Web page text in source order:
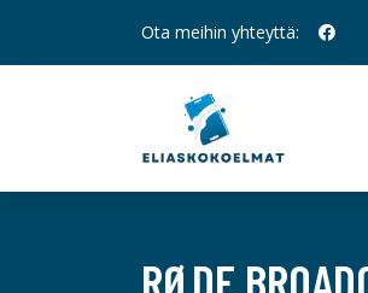
Ota meihin yhteyttä:
RØDE